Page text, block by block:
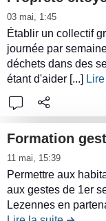
o
u
r
d
u
q
a
r
e
F
.
c
é
a
n
s
s
e
r
l
a
p
a
s
e
r
e
l
i
o
n
A
n
i
m
t
i
o
n
s
c
o
n
t
r
i
b
t
i
o
n
R
n
t
e
n
u
d
e
a
c
o
n
t
L
i
r
e
l
e
c
o
n
t
e
n
u
03 mai, 1:45
Établir un collectif
journée par
déchets dans des
étant d'aider [...]
Formation
L
i
r
e
11 mai, 15:39
Permettre aux
aux gestes de 1er
Lezennes en